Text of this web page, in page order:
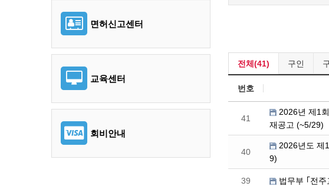
전체(41) 구인
번호
41
2026년 제1
재공고 (~5/29)
40
2026년도 제
9)
39 법무부 ｢전
면허신고센터
교육센터
회비안내